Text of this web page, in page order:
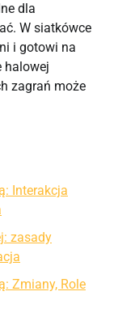
dla
W siatkówce
i gotowi na
halowej
zagrań może
Interakcja
zasady
Zmiany, Role